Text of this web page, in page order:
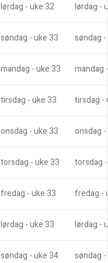
lørdag - uke32 lørdag -
søndag - uke33 søndag
mandag - uke33 mandag
tirsdag - uke33 tirsdag -
onsdag - uke33 onsdag
torsdag - uke33 torsdag
fredag - uke33 fredag -
lørdag - uke33 lørdag -
søndag - uke34 søndag